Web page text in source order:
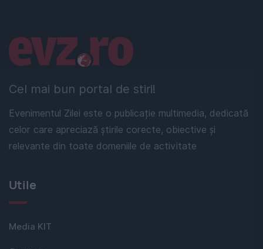
Cel mai bun portal de stiri!
Evenimentul Zilei este o publicație multimedia, dedicată
celor care apreciază știrile corecte, obiective și
relevante din toate domeniile de activitate
Linkuri utile
Utile
Media KIT